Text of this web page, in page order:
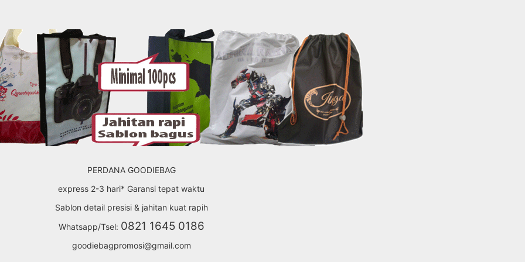
PERDANA GOODIEBAG
express 2-3 hari* Garansi tepat waktu
Sablon detail presisi & jahitan kuat rapih
Whatsapp/Tsel: 0821 1645 0186
goodiebagpromosi@gmail.com